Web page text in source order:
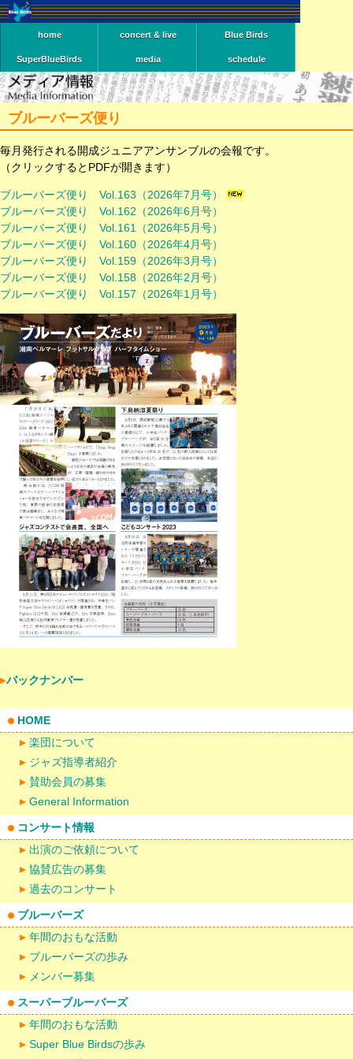
home concert & live Blue Birds
SuperBlueBirds media schedule
HOME
楽団について
ジャズ指導者紹介
賛助会員の募集
General Information
コンサート情報
出演のご依頼について
協賛広告の募集
過去のコンサート
ブルーバーズ
年間のおもな活動
ブルーバーズの歩み
メンバー募集
スーパーブルーバーズ
年間のおもな活動
Super Blue Birdsの歩み
ブルーバーズ便り
毎月発行される開成ジュニアアンサンブルの会報です。
（クリックするとPDFが開きます）
ブルーバーズ便り Vol.163（2026年7月号）
ブルーバーズ便り Vol.162（2026年6月号）
ブルーバーズ便り Vol.161（2026年5月号）
ブルーバーズ便り Vol.160（2026年4月号）
ブルーバーズ便り Vol.159（2026年3月号）
ブルーバーズ便り Vol.158（2026年2月号）
ブルーバーズ便り Vol.157（2026年1月号）
バックナンバー